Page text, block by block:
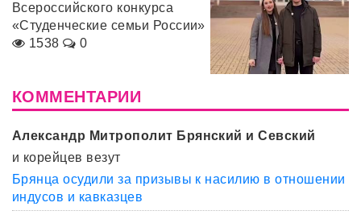
Всероссийского конкурса
«Студенческие семьи России»
1538
0
КОММЕНТАРИИ
Александр Митрополит Брянский и Севский
и корейцев везут
Брянца осудили за призывы к насилию в отношении
индусов и кавказцев